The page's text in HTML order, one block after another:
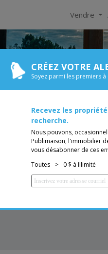
Vendre
À Louer
GRATUITE
CRÉEZ VOTRE
Soyez parmi les premiers
Recevez les
recherche.
Nous pouvons,
Publimaison, l'immobilier
vous désabonner de ces
Toutes
> 0 $ à Illimité